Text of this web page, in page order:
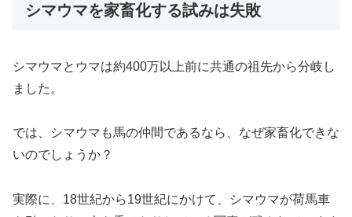
シマウマを家畜化する試みは失敗
シマウマとウマは約400万以上前に共通の祖先から分岐し
ました。
では、シマウマも馬の仲間であるなら、なぜ家畜化できな
いのでしょうか？
実際に、18世紀から19世紀にかけて、シマウマが荷馬車